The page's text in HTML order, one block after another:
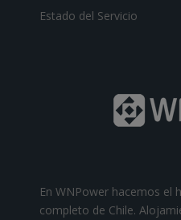
Estado del Servicio
En WNPower hacemos el
completo de Chile.